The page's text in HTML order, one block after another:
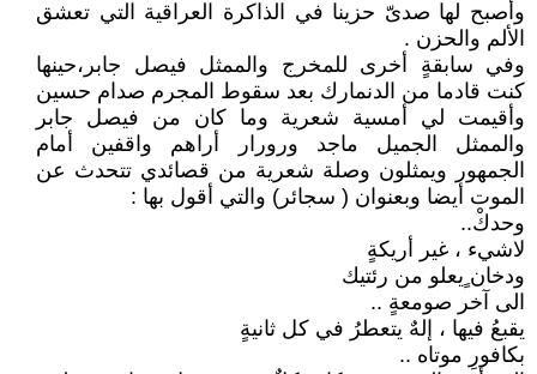
وأصبح لها صدىّ حزينا في الذاكرة العراقية التي تعشق
الألم والحزن .
وفي سابقةٍ أخرى للمخرج والممثل فيصل جابر،حينها
كنت قادما من الدنمارك بعد سقوط المجرم صدام حسين
وأقيمت لي أمسية شعرية وما كان من فيصل جابر
والممثل الجميل ماجد ورورار أراهم واقفين أمام
الجمهور ويمثلون وصلة شعرية من قصائدي تتحدث عن
الموت أيضا وبعنوان ( سجائر) والتي أقول بها :
وحدكْ..
لاشيء ، غير أريكةٍ
ودخان ٍيعلو من رئتيك
الى آخر صومعةٍ ..
يقبعُ فيها ، إلهٌ يتعطرُ في كل ثانيةٍ
بكافورِ موتاه ..